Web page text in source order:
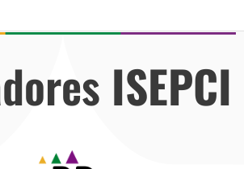
ISEPCI